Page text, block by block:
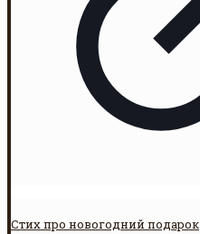
Стих про новогодний подарок